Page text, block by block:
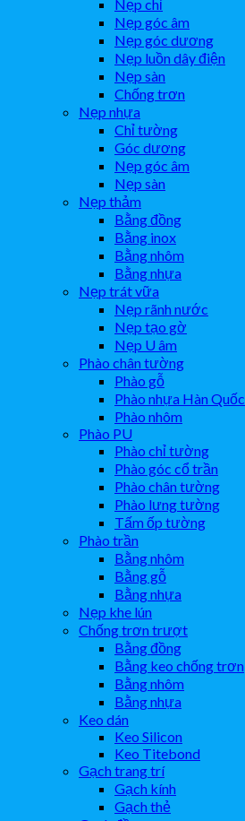
Nẹp chỉ
Nẹp góc âm
Nẹp góc dương
Nẹp luồn dây điện
Nẹp sàn
Chống trơn
Nẹp nhựa
Chỉ tường
Góc dương
Nẹp góc âm
Nẹp sàn
Nẹp thảm
Bằng đồng
Bằng inox
Bằng nhôm
Bằng nhựa
Nẹp trát vữa
Nẹp rãnh nước
Nẹp tạo gờ
Nẹp U âm
Phào chân tường
Phào gỗ
Phào nhựa Hàn Quốc
Phào nhôm
Phào PU
Phào chỉ tường
Phào góc cổ trần
Phào chân tường
Phào lưng tường
Tấm ốp tường
Phào trần
Bằng nhôm
Bằng gỗ
Bằng nhựa
Nẹp khe lún
Chống trơn trượt
Bằng đồng
Bằng keo chống trơn
Bằng nhôm
Bằng nhựa
Keo dán
Keo Silicon
Keo Titebond
Gạch trang trí
Gạch kính
Gạch thẻ